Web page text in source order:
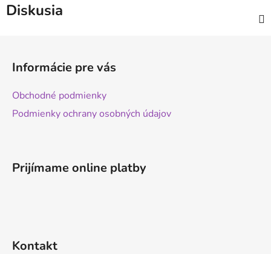
Diskusia
Informácie pre vás
Obchodné podmienky
Podmienky ochrany osobných údajov
Prijímame online platby
Kontakt